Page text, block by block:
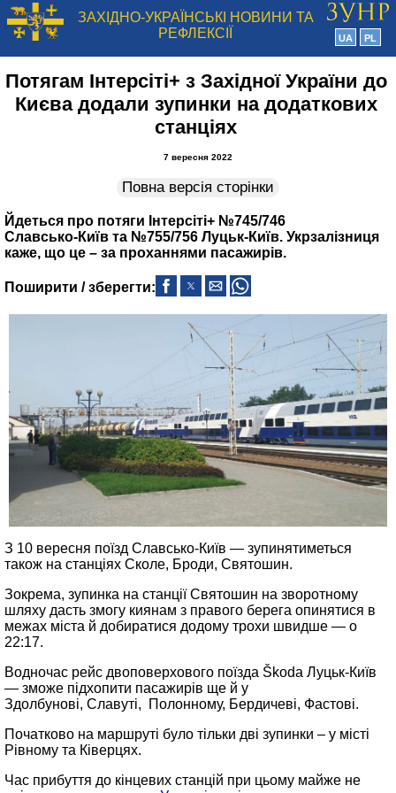
ЗАХІДНО-УКРАЇНСЬКІ НОВИНИ ТА
РЕФЛЕКСІЇ
UA PL
Потягам Інтерсіті+ з Західної України до
Києва додали зупинки на додаткових
станціях
7 вересня 2022
Повна версія сторінки
Йдеться про потяги Інтерсіті+ №745/746
Славсько‑Київ та №755/756 Луцьк‑Київ. Укрзалізниця
каже, що це – за проханнями пасажирів.
Поширити / зберегти:
З 10 вересня поїзд Славсько‑Київ — зупинятиметься
також на станціях Сколе, Броди, Святошин.
Зокрема, зупинка на станції Святошин на зворотному
шляху дасть змогу киянам з правого берега опинятися в
межах міста й добиратися додому трохи швидше — о
22:17.
Водночас рейс двоповерхового поїзда Škoda Луцьк-Київ
— зможе підхопити пасажирів ще й у
Здолбунові, Славуті, Полонному, Бердичеві, Фастові.
Початково на маршруті було тільки дві зупинки – у місті
Рівному та Ківерцях.
Час прибуття до кінцевих станцій при цьому майже не